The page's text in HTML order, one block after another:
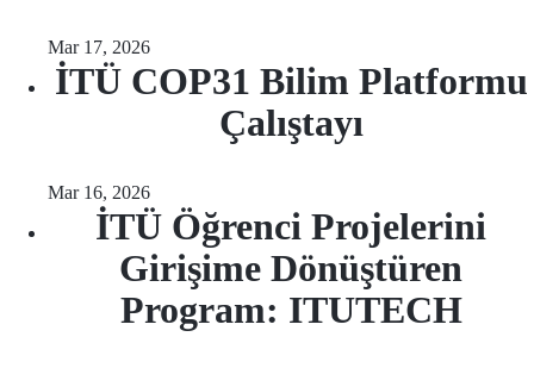
Mar 17, 2026
İTÜ COP31 Bilim Platformu
Çalıştayı
Mar 16, 2026
İTÜ Öğrenci Projelerini
Girişime Dönüştüren
Program: ITUTECH